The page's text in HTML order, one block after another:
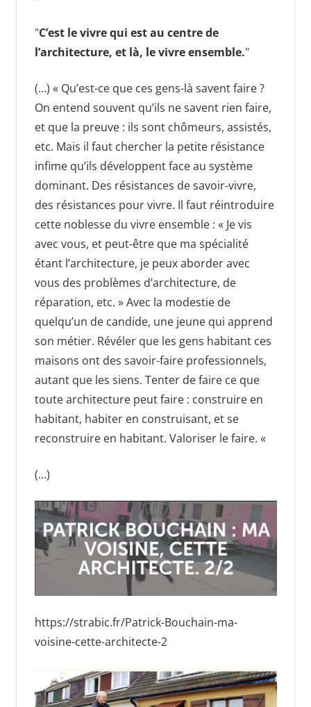
C’est le vivre qui est au centre de
l’architecture, et là, le vivre ensemble.
(…) « Qu’est-ce que ces gens-là savent faire ?
On entend souvent qu’ils ne savent rien faire,
et que la preuve : ils sont chômeurs, assistés,
etc. Mais il faut chercher la petite résistance
infime qu’ils développent face au système
dominant. Des résistances de savoir-vivre,
des résistances pour vivre. Il faut réintroduire
cette noblesse du vivre ensemble : « Je vis
avec vous, et peut-être que ma spécialité
étant l’architecture, je peux aborder avec
vous des problèmes d’architecture, de
réparation, etc. » Avec la modestie de
quelqu’un de candide, une jeune qui apprend
son métier. Révéler que les gens habitant ces
maisons ont des savoir-faire professionnels,
autant que les siens. Tenter de faire ce que
toute architecture peut faire : construire en
habitant, habiter en construisant, et se
reconstruire en habitant. Valoriser le faire. «
(…)
https://strabic.fr/Patrick-Bouchain-ma-
voisine-cette-architecte-2